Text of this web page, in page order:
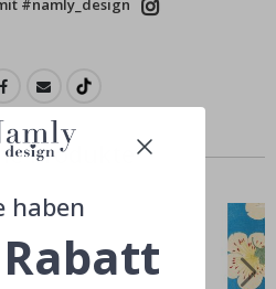
#namly_design
Produkte
haben